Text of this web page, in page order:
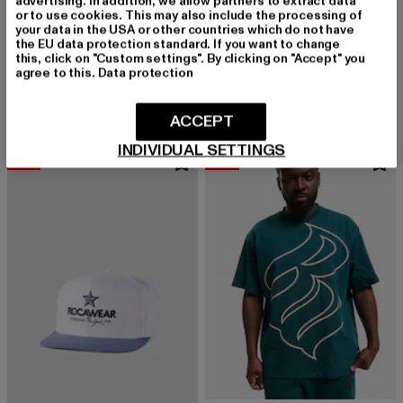
ROCAWEAR
BALLER
ROCAWEAR
Rocawear ARCH T-Shirt
-57%
or to use cookies. This may also include the processing of
your data in the USA or other countries which do not have
the EU data protection standard. If you want to change
this, click on "Custom settings". By clicking on "Accept" you
agree to this. Data protection
INDIVIDUAL SETTINGS
ACCEPT